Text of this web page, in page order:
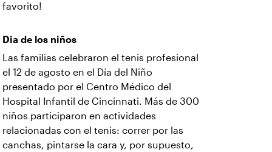
favorito!
Dia de los niños
Las familias celebraron el tenis profesional
el 12 de agosto en el Día del Niño
presentado por el Centro Médico del
Hospital Infantil de Cincinnati. Más de 300
niños participaron en actividades
relacionadas con el tenis: correr por las
canchas, pintarse la cara y, por supuesto,